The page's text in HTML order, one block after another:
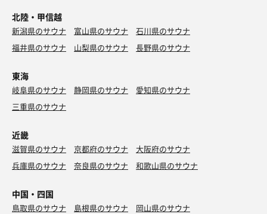
北陸・甲信越
新潟県のサウナ 富山県のサウナ
石川県のサウナ
福井県のサウナ
山梨県のサウナ 長野県のサウナ
東海
岐阜県のサウナ 静岡県のサウナ
愛知県のサウナ
三重県のサウナ
近畿
滋賀県のサウナ 京都府のサウナ
大阪府のサウナ
兵庫県のサウナ
奈良県のサウナ 和歌山県のサウナ
中国・四国
鳥取県のサウナ 島根県のサウナ
岡山県のサウナ